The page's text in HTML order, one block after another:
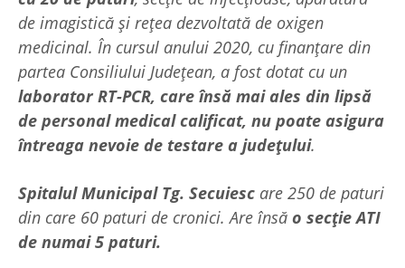
de imagistică şi rețea dezvoltată de oxigen
medicinal. În cursul anului 2020, cu finanțare din
partea Consiliului Județean, a fost dotat cu un
laborator RT-PCR, care însă mai ales din lipsă
de personal medical calificat, nu poate asigura
întreaga nevoie de testare a județului.
Spitalul Municipal Tg. Secuiesc are 250 de paturi
din care 60 paturi de cronici. Are însă o secție ATI
de numai 5 paturi.